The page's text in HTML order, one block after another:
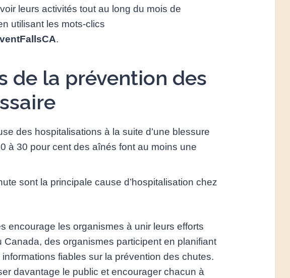
leurs activités tout au long du mois de
utilisant les mots-clics
.
de la prévention des
des hospitalisations à la suite d’une blessure
à 30 pour cent des aînés font au moins une
sont la principale cause d’hospitalisation chez
encourage les organismes à unir leurs efforts
Canada, des organismes participent en planifiant
fiables sur la prévention des chutes.
davantage le public et encourager chacun à